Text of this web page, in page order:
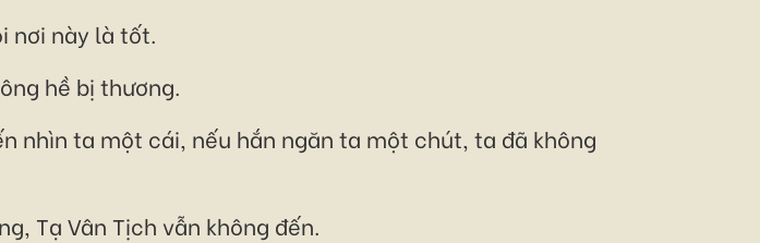
nơi này là tốt.
hề bị thương.
nhìn ta một cái, nếu hắn ngăn ta một chút, ta đã không
Tạ Vân Tịch vẫn không đến.